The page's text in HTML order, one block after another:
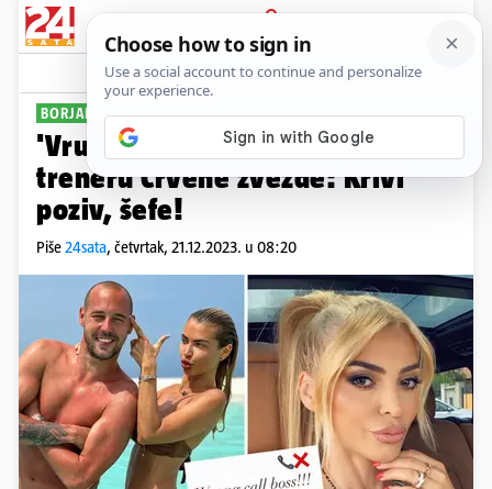
PRIJAVA
Sport Komentari
BORJANOVA SUPRUGA
'Vruća Sneki' slavi otkaz
treneru Crvene zvezde: Krivi
poziv, šefe!
Piše24sata, četvrtak, 21.12.2023. u 08:20